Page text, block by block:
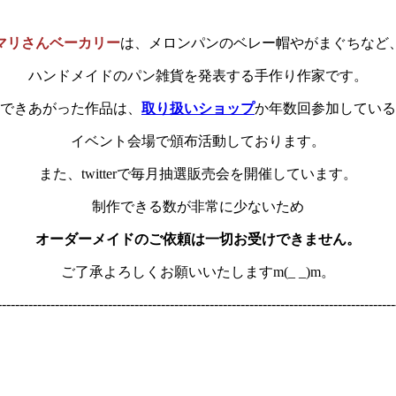
リさんベーカリーは、メロンパンのベレー帽やがまぐちなど、
ハンドメイドのパン雑貨を発表する手作り作家です。
できあがった作品は、 取り扱いショップか年数回参加している
イベント会場で頒布活動しております。
また、twitterで毎月抽選販売会を開催しています。
制作できる数が非常に少ないため
オーダーメイドのご依頼は一切お受けできません。
ご了承よろしくお願いいたしますm(_ _)m。